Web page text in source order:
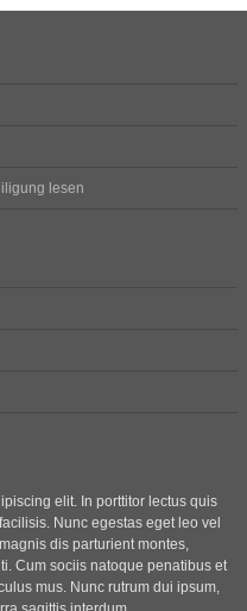
lesen
elit. In porttitor lectus quis
Nunc egestas eget leo vel
dis parturient montes,
Cum sociis natoque penatibus et
mus. Nunc rutrum dui ipsum,